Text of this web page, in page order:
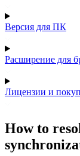
Версия для ПК
Расширение для
Лицензии и
How to